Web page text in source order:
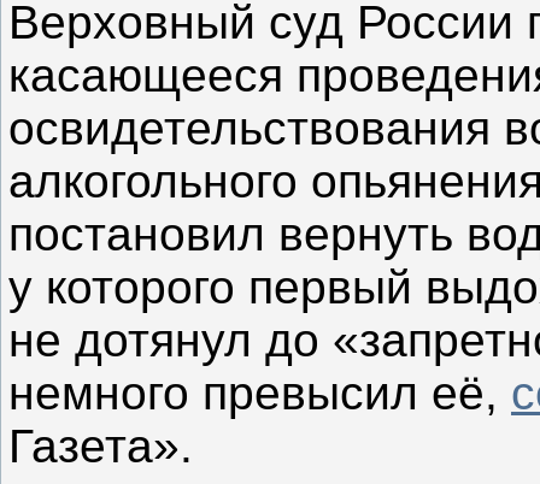
Верховный суд
касающееся
освидетельствования
алкогольного
постановил вернуть
у которого первый
не дотянул до
немного превысил её,
Газета».